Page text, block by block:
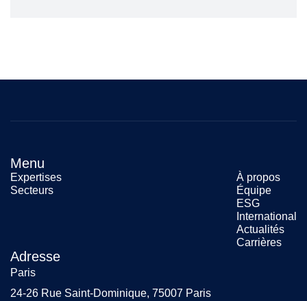
Menu
Expertises
Secteurs
À propos
Équipe
ESG
International
Actualités
Carrières
Adresse
Paris
24-26 Rue Saint-Dominique, 75007 Paris